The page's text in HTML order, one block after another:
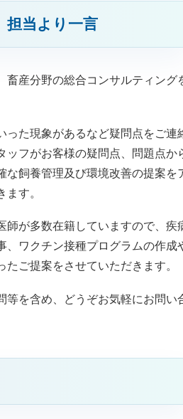
当より一言
畜産分野の総合コンサルティング
った現象があるなど疑問点をご連
ッフがお客様の疑問点、問題点か
な飼養管理及び環境改善の提案を
ます。
師が多数在籍していますので、疾
、ワクチン接種プログラムの作成
ご提案をさせていただきます。
等を含め、どうぞお気軽にお問い